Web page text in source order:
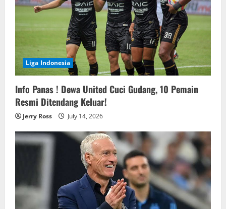
Liga Indonesia
Info Panas ! Dewa United Cuci Gudang, 10 Pemain
Resmi Ditendang Keluar!
Jerry Ross July 14, 2026